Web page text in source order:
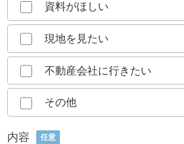
資料がほしい
現地を見たい
不動産会社に行きたい
その他
内容 任意